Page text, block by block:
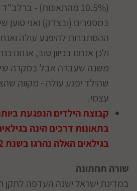
(10.5% מהתאונות) -
במספרים (ובצדק) ואני טוען
ההסתברות להיפגע עולה
ולכן אנחנו בכיוון טוב, אנחנו
משנה שעברה אבל במקרה
שהילד יפגע עולה - מקווה
עצמי.
קבוצת הילדים הנפגעת
בגילאים האלה נהרגו בשנת 2022 בתאונות דרכים
שורה תחתונה
במדינת ישראל ישנה העדפה לתקן